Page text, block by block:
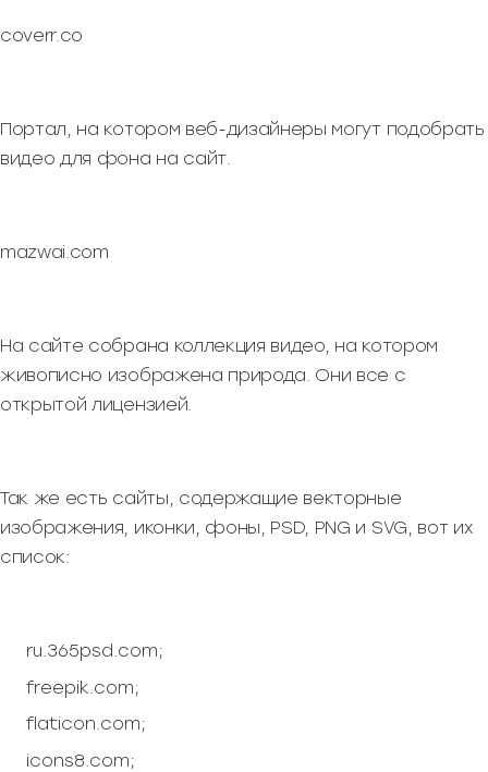
coverr.co
Портал, на котором веб-дизайнеры могут подобрать
видео для фона на сайт.
mazwai.com
На сайте собрана коллекция видео, на котором
живописно изображена природа. Они все с
открытой лицензией.
Так же есть сайты, содержащие векторные
изображения, иконки, фоны, PSD, PNG и SVG, вот их
список:
ru.365psd.com;
freepik.com;
flaticon.com;
icons8.com;